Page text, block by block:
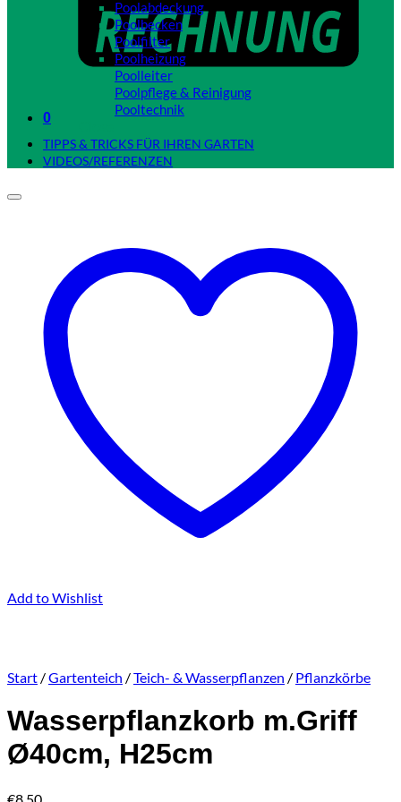
0
Poolabdeckung
Poolbecken
Poolfilter
Poolheizung
Poolleiter
Poolpflege & Reinigung
Pooltechnik
TIPPS & TRICKS FÜR IHREN GARTEN
VIDEOS/REFERENZEN
Add to Wishlist
Start /Gartenteich /Teich- & Wasserpflanzen / Pflanzkörbe
Wasserpflanzkorb m.Griff
Ø40cm, H25cm